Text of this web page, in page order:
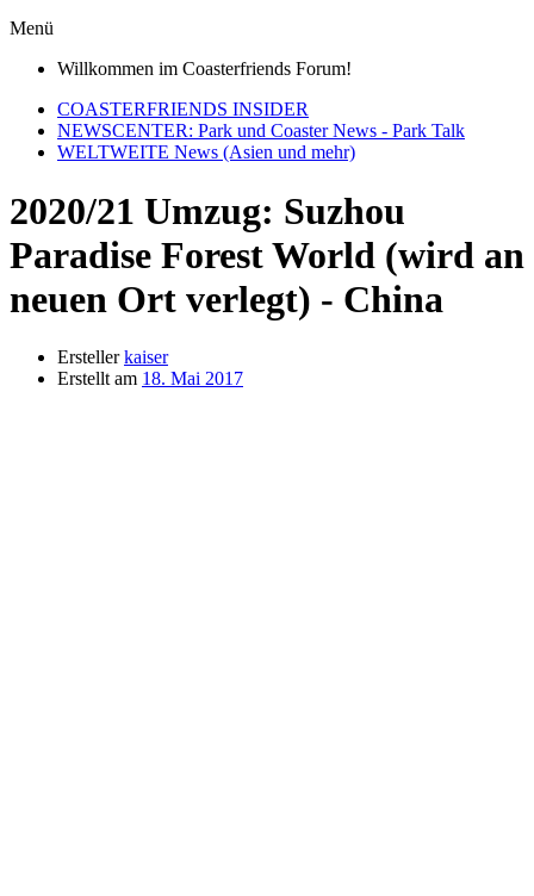
Menü
Willkommen im Coasterfriends Forum!
COASTERFRIENDS INSIDER
NEWSCENTER: Park und Coaster News - Park Talk
WELTWEITE News (Asien und mehr)
2020/21 Umzug: Suzhou
Paradise Forest World (wird an
neuen Ort verlegt) - China
Ersteller kaiser
Erstellt am 18. Mai 2017